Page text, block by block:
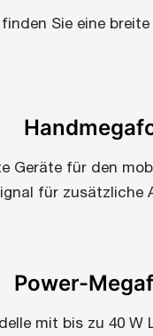
finden Sie eine
Geräte für den
für zusätzliche
Power-
mit bis zu 40 W